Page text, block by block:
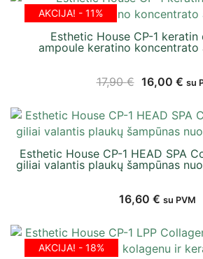
AKCIJA! - 11%
Esthetic House CP-1
ampoule keratino koncentrato
17,90€ 16,00 € su
Esthetic House CP-1 HEAD SPA
giliai valantis plaukų šampūnas
16,60 € su PVM
AKCIJA! - 18%